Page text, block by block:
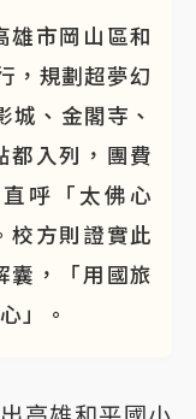
雄市岡山區和
，規劃超夢幻
城、金閣寺、
都入列，團費
呼「太佛心
校方則證實此
囊，「用國旅
」。